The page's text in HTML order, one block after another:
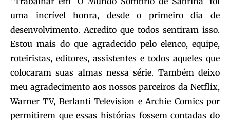
uma incrível honra, desde o primeiro dia de
desenvolvimento. Acredito que todos sentiram isso.
Estou mais do que agradecido pelo elenco, equipe,
roteiristas, editores, assistentes e todos aqueles que
colocaram suas almas nessa série. Também deixo
meu agradecimento aos nossos parceiros da Netflix,
Warner TV, Berlanti Television e Archie Comics por
permitirem que essas histórias fossem contadas do